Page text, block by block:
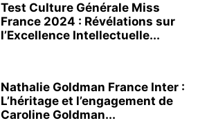
Test Culture Générale Miss
France 2024 : Révélations sur
l’Excellence Intellectuelle...
Nathalie Goldman France Inter :
L’héritage et l’engagement de
Caroline Goldman...